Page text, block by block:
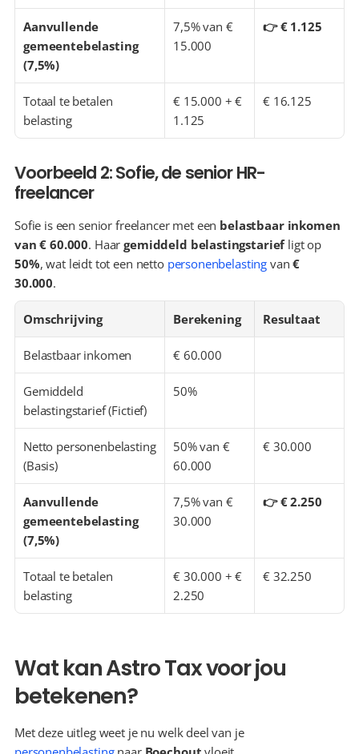
Aanvullende
gemeentebelasting
(7,5%)
7,5% van €
15.000
👉 € 1.125
Totaal te betalen
belasting
€ 15.000 + €
1.125
€ 16.125
Voorbeeld 2: Sofie, de senior HR-
freelancer
Sofie is een senior freelancer met een belastbaar inkomen
van € 60.000. Haar gemiddeld belastingstarief
50%, wat leidt tot een netto personenbelasting van €
30.000.
Omschrijving Berekening Resultaat
Belastbaar inkomen € 60.000
Gemiddeld
belastingstarief (Fictief)
50%
Netto personenbelasting
(Basis)
50% van €
60.000
€ 30.000
Aanvullende
gemeentebelasting
(7,5%)
7,5% van €
30.000
👉 € 2.250
Totaal te betalen
belasting
€ 30.000 + €
2.250
€ 32.250
Wat kan Astro Tax voor jou
betekenen?
Met deze uitleg weet je nu welk deel van je